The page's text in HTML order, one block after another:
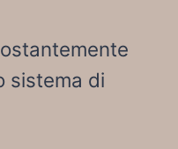
sistema di